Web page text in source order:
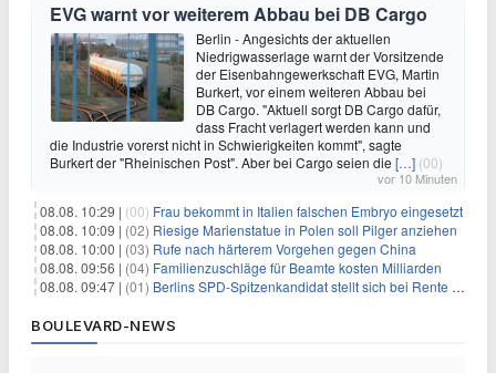
EVG warnt vor weiterem Abbau bei DB Cargo
Berlin - Angesichts der aktuellen
Niedrigwasserlage warnt der Vorsitzende
der Eisenbahngewerkschaft EVG, Martin
Burkert, vor einem weiteren Abbau bei
DB Cargo. "Aktuell sorgt DB Cargo dafür,
dass Fracht verlagert werden kann und
die Industrie vorerst nicht in Schwierigkeiten kommt", sagte
Burkert der "Rheinischen Post". Aber bei Cargo seien die […] (00)
vor 10 Minuten
08.08. 10:29 | (00) Frau bekommt in Italien falschen Embryo eingesetzt
08.08. 10:09 | (02) Riesige Marienstatue in Polen soll Pilger anziehen
08.08. 10:00 | (03) Rufe nach härterem Vorgehen gegen China
08.08. 09:56 | (04) Familienzuschläge für Beamte kosten Milliarden
08.08. 09:47 | (01) Berlins SPD-Spitzenkandidat stellt sich bei Rente mit 63 quer
BOULEVARD-NEWS